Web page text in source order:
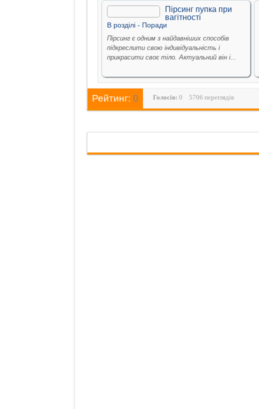
Пірсинг пупка при
вагітності
В рoздiлi - Поради
Пірсинг є одним з найдавніших способів
підкреслити свою індивідуальність і
прикрасити своє тіло. Актуальний він і...
Рейтинг: 0 Голосiв: 0 5706 переглядів